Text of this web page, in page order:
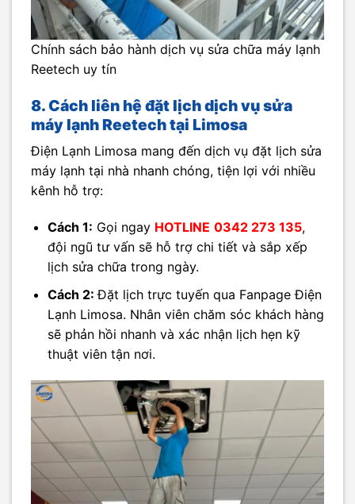
Chính sách bảo hành dịch vụ sửa chữa máy lạnh
Reetech uy tín
8. Cách liên hệ đặt lịch dịch vụ sửa
máy lạnh Reetech tại Limosa
Điện Lạnh Limosa mang đến dịch vụ đặt lịch sửa
máy lạnh tại nhà nhanh chóng, tiện lợi với nhiều
kênh hỗ trợ:
Cách 1: Gọi ngay HOTLINE 0342 273 135,
đội ngũ tư vấn sẽ hỗ trợ chi tiết và sắp xếp
lịch sửa chữa trong ngày.
Cách 2:Đặt lịch trực tuyến qua Fanpage Điện
Lạnh Limosa. Nhân viên chăm sóc khách hàng
sẽ phản hồi nhanh và xác nhận lịch hẹn kỹ
thuật viên tận nơi.